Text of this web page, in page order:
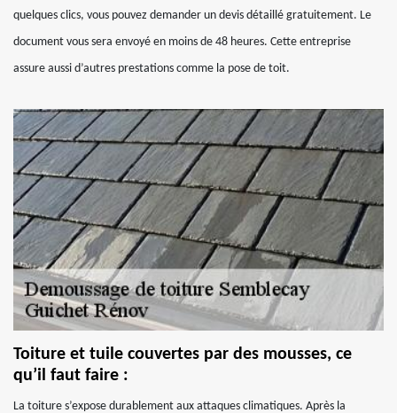
quelques clics, vous pouvez demander un devis détaillé gratuitement. Le
document vous sera envoyé en moins de 48 heures. Cette entreprise
assure aussi d’autres prestations comme la pose de toit.
Toiture et tuile couvertes par des mousses, ce
qu’il faut faire :
La toiture s’expose durablement aux attaques climatiques. Après la